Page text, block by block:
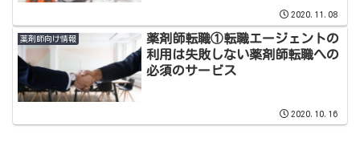
2020.11.08
薬剤師向け情報
薬剤師転職①転職エージェントの
利用は失敗しない薬剤師転職への
必須のサービス
2020.10.16